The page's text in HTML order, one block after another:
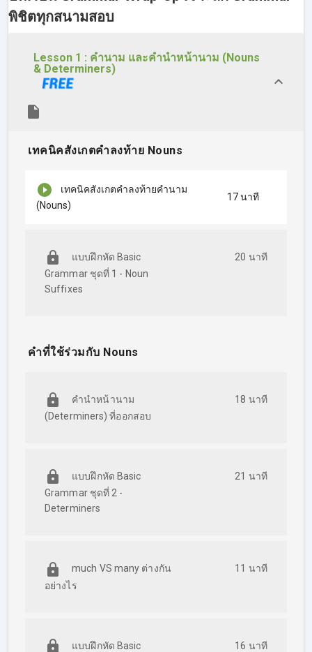
อะไรบ้าง
Pronounทั้ง 5 แบบในภาษาอังกฤษ วิธีดูง่ายๆ ว่าแต่ละแบบ
เทคนิคช่วยจำ และแยกTenses ทั้ง 12 แบบ(คอนเฟิร์มว่าจำ
ง่ายชัวร์!)
Active-Passive Voice
ได้ยินบ่อยๆ แค่มันคืออะไร? ครูดิวจะ
ศัพท์
Question Tagsคืออะไร? (ใช้ได้ทั้งสอง และไปคุยกับฝรั่งได้
ใช้กับการสอบภาษาอังกฤษได้ทุกสนามสอบ หรือจะฝึกไว้ในสื่อสาร
ในชีวิตประจำวันก็ได้!
รูปแบบการเข้าเรียน
ผู้เรียนจะสะดวกสบายในการเรียน ไม่ต้องเดินทาง ควบคุม
เข้าเรียนได้ทั้งคอมพิวเตอร์ แท็บเล็ต หรือ สมาร์ทโฟนก็ได้
พิชิตทุกสนามสอบ
Lesson 1 : คำนาม และคำนำหน้านาม (Nouns
& Determiners)
เทคนิคสังเกตคำลงท้าย Nouns
เทคนิคสังเกตคำลงท้ายคำนาม
(Nouns)
17 นาที
แบบฝึกหัด Basic
Grammar ชุดที่ 1 - Noun
Suffixes
20 นาที
คำที่ใช้ร่วมกับ Nouns
คำนำหน้านาม
(Determiners) ที่ออกสอบ
18 นาที
แบบฝึกหัด Basic
Grammar ชุดที่ 2 -
Determiners
21 นาที
much VS many ต่างกัน
อย่างไร
11 นาที
แบบฝึกหัด Basic
16 นาที